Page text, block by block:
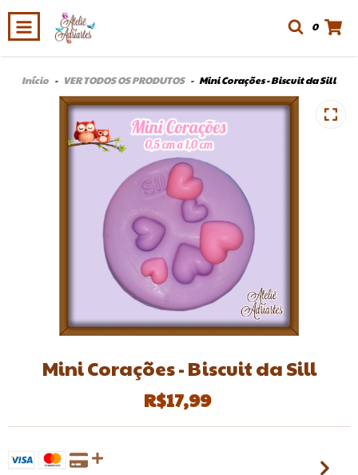
0
Início - VER TODOS OS PRODUTOS - Mini Corações - Biscuit da Sill
Mini Corações - Biscuit da Sill
R$17,99